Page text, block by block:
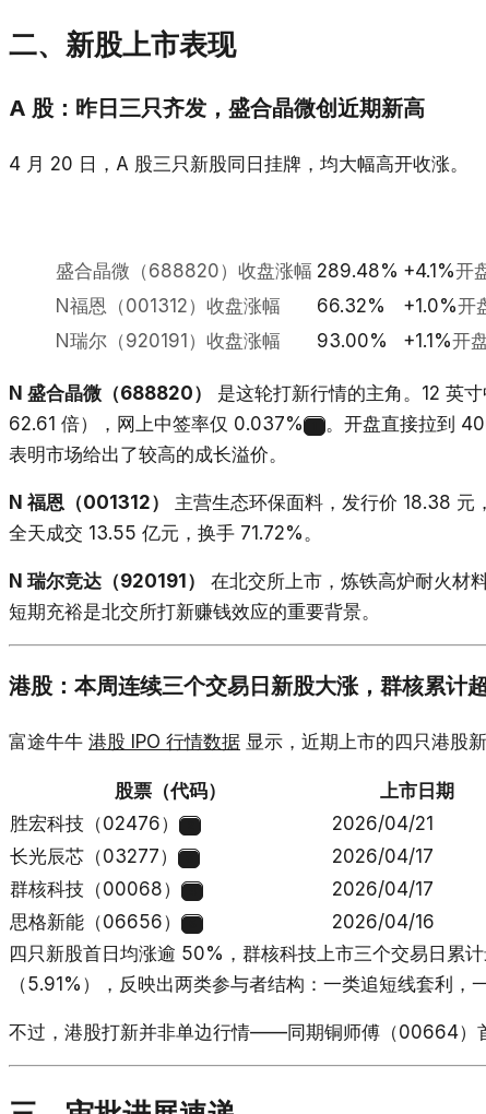
二、新股上市表现
A 股：昨日三只齐发，盛合晶微创近期新高
4 月 20 日，A 股三只新股同日挂牌，均大幅高开收涨。
盛合晶微（688820）收盘涨幅 289.48% +4.1%开
N福恩（001312）收盘涨幅
66.32% +1.0%开
N瑞尔（920191）收盘涨幅
93.00% +1.1%开
N 盛合晶微（688820）
是这轮打新行情的主角。12 英
62.61 倍），网上中签率仅 0.037%
。开盘直接拉到
表明市场给出了较高的成长溢价。
N 福恩（001312） 主营生态环保面料，发行价 18.38
全天成交 13.55 亿元，换手 71.72%。
N 瑞尔竞达（920191） 在北交所上市，炼铁高炉耐火材
短期充裕是北交所打新赚钱效应的重要背景。
港股：本周连续三个交易日新股大涨，群核累计
富途牛牛 港股 IPO 行情数据 显示，近期上市的四只港股
股票（代码） 上市日期
胜宏科技（02476）
2026/04/21
长光辰芯（03277）
2026/04/17
群核科技（00068）
2026/04/17
思格新能（06656）
2026/04/16
四只新股首日均涨逾 50%，群核科技上市三个交易日累
（5.91%），反映出两类参与者结构：一类追短线套利，
不过，港股打新并非单边行情——同期铜师傅（00664）